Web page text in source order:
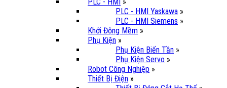
PLC - HMI Yaskawa »
PLC - HMI Siemens »
Khởi Động Mềm »
Phụ Kiện »
Phụ Kiện Biến Tần »
Phụ Kiện Servo »
Robot Công Nghiệp »
Thiết Bị Điện »